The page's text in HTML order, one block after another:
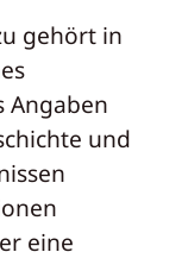
gehört in
Angaben
und
eine